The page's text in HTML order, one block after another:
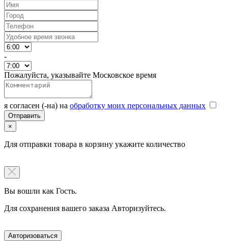
-
Пожалуйста, указывайте Московское время
я согласен (-на) на обработку моих персональных данных
×
Для отправки товара в корзину укажите количество
Вы вошли как Гость.
Для сохранения вашего заказа Авторизуйтесь.
Авторизоваться